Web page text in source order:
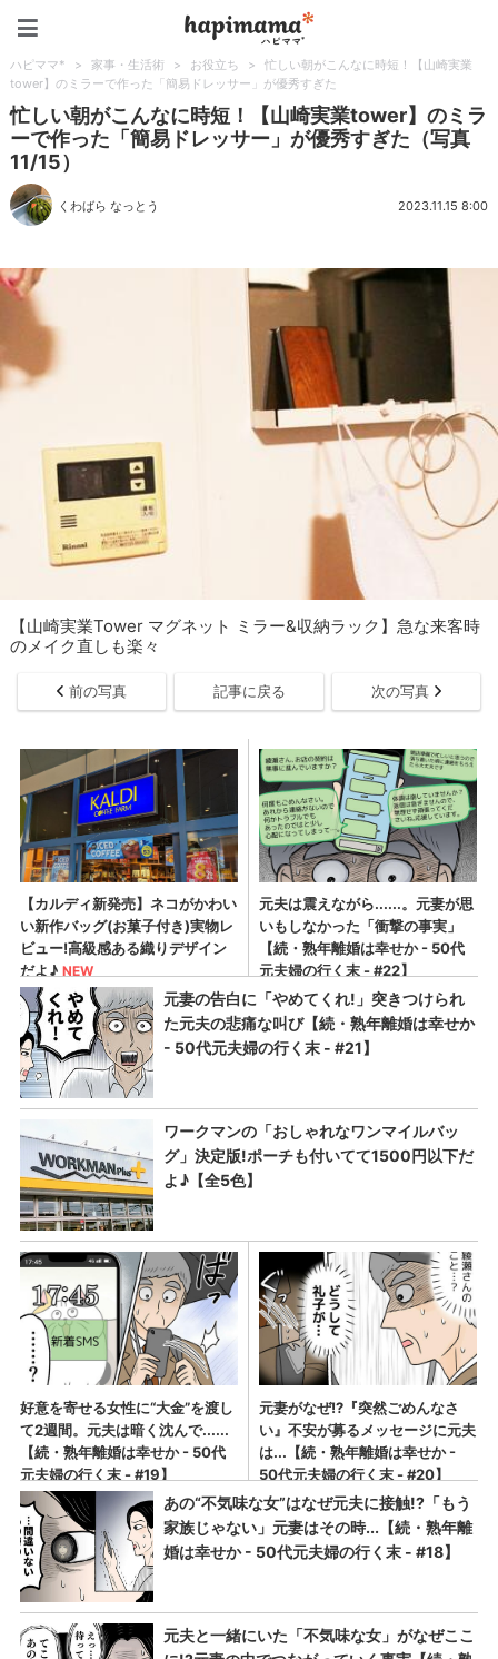
ハピママ* > 家事・生活術 > お役立ち >
忙しい朝がこんなに時短！【山崎実業
tower】のミラーで作った「簡易ドレッサー」が優秀すぎた
忙しい朝がこんなに時短！【山崎実業tower】のミラ
ーで作った「簡易ドレッサー」が優秀すぎた（写真
11/15）
くわばら なっとう 2023.11.15 8:00
【山崎実業Tower マグネット ミラー&収納ラック】急な来客時
のメイク直しも楽々
前の写真 記事に戻る 次の写真